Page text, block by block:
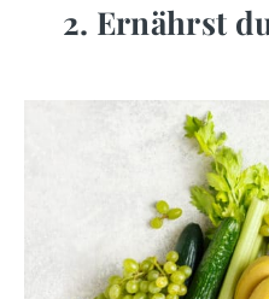
2. Ernährst